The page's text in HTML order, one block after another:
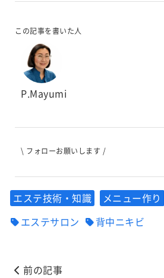
この記事を書いた人
P.Mayumi
\ フォローお願いします /
エステ技術・知識
メニュー作り
エステサロン
背中ニキビ
前の記事